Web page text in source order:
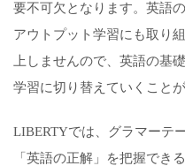
要不可欠となります。英語
アウトプット学習にも取り
上しませんので、英語の基
学習に切り替えていくこと
LIBERTYでは、グラマーテ
「英語の正解」を把握でき